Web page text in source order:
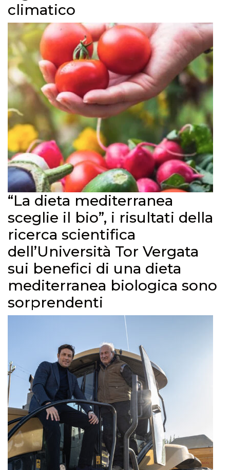
climatico
“La dieta mediterranea
sceglie il bio”, i risultati della
ricerca scientifica
dell’Università Tor Vergata
sui benefici di una dieta
mediterranea biologica sono
sorprendenti